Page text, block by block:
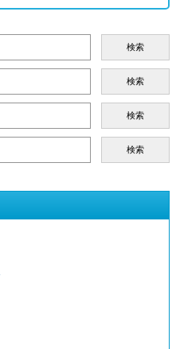
検索
検索
検索
検索